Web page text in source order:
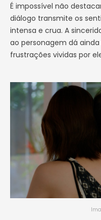
É impossível não
diálogo transmite os
intensa e crua. A
ao personagem dá
frustrações vividas por